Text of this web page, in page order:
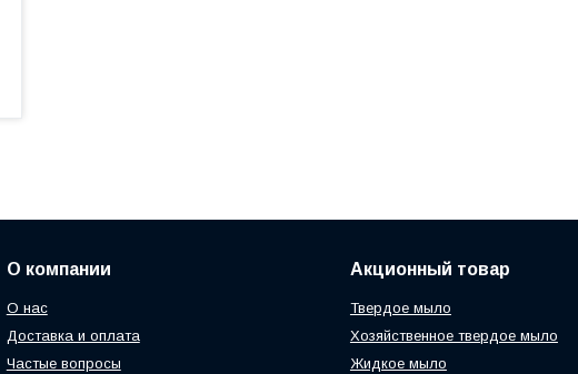
О компании
О нас
Доставка и оплата
Частые вопросы
Акционный товар
Твердое мыло
Хозяйственное твердое мыло
Жидкое мыло